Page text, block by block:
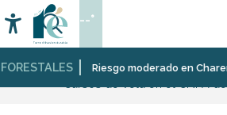
au
contenu
principal
Riesgo moderado en
Accessibilité
Buscar
--°
Página Web
Organización
Deporte